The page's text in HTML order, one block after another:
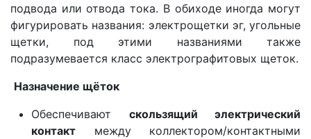
подвода или отвода тока. В обиходе иногда могут
фигурировать названия: электрощетки эг, угольные
щетки, под этими названиями также
подразумевается класс электрографитовых щеток.
Назначение щёток
Обеспечивают скользящий электрический
контакт между коллектором/контактными